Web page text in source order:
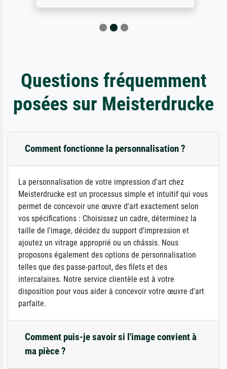
Questions fréquemment
posées sur Meisterdrucke
Comment fonctionne la personnalisation ?
La personnalisation de votre impression d'art chez
Meisterdrucke est un processus simple et intuitif qui vous
permet de concevoir une œuvre d'art exactement selon
vos spécifications : Choisissez un cadre, déterminez la
taille de l'image, décidez du support d'impression et
ajoutez un vitrage approprié ou un châssis. Nous
proposons également des options de personnalisation
telles que des passe-partout, des filets et des
intercalaires. Notre service clientèle est à votre
disposition pour vous aider à concevoir votre œuvre d'art
parfaite.
Comment puis-je savoir si l'image convient à
ma pièce ?